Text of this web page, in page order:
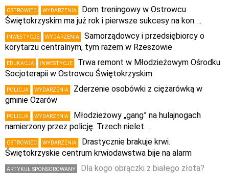
OSTROWIEC WYDARZENIA
Dom treningowy w Ostrowcu
Świętokrzyskim ma już rok i pierwsze sukcesy na kon …
INWESTYCJE WYDARZENIA
Samorządowcy i przedsiębiorcy o
korytarzu centralnym, tym razem w Rzeszowie
EDUKACJA INWESTYCJE
Trwa remont w Młodzieżowym Ośrodku
Socjoterapii w Ostrowcu Świętokrzyskim
POLICJA WYDARZENIA
Zderzenie osobówki z ciężarówką w
gminie Ożarów
POLICJA WYDARZENIA
Młodzieżowy „gang” na hulajnogach
namierzony przez policję. Trzech nielet …
OSTROWIEC WYDARZENIA
Drastycznie brakuje krwi.
Świętokrzyskie centrum krwiodawstwa bije na alarm
ARTYKUŁ SPONSOROWANY
Dla kogo obrączki z białego złota?